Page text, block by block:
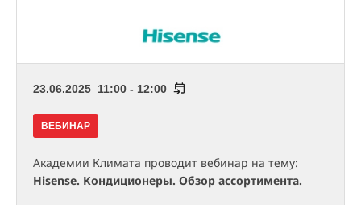
23.06.2025 11:00 - 12:00
ВЕБИНАР
Академии Климата проводит вебинар на тему:
Hisense. Кондиционеры. Обзор ассортимента.